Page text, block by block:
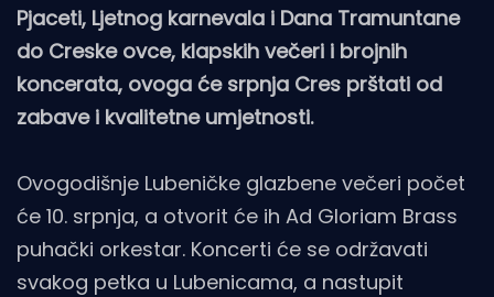
Pjaceti, Ljetnog karnevala i Dana Tramuntane
do Creske ovce, klapskih večeri i brojnih
koncerata, ovoga će srpnja Cres prštati od
zabave i kvalitetne umjetnosti.
Ovogodišnje Lubeničke glazbene večeri počet
će 10. srpnja, a otvorit će ih Ad Gloriam Brass
puhački orkestar. Koncerti će se održavati
svakog petka u Lubenicama, a nastupit